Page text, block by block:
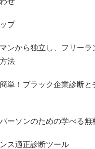
プ
ンから独立し、フリーラ
法
単！ブラック企業診断と
ーソンのための学べる無
ス適正診断ツール